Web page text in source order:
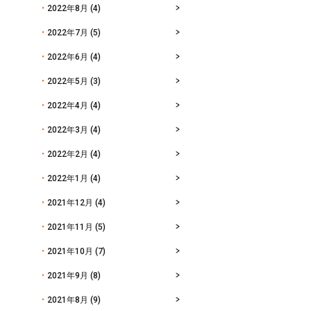
2022年8月 (4)
2022年7月 (5)
2022年6月 (4)
2022年5月 (3)
2022年4月 (4)
2022年3月 (4)
2022年2月 (4)
2022年1月 (4)
2021年12月 (4)
2021年11月 (5)
2021年10月 (7)
2021年9月 (8)
2021年8月 (9)